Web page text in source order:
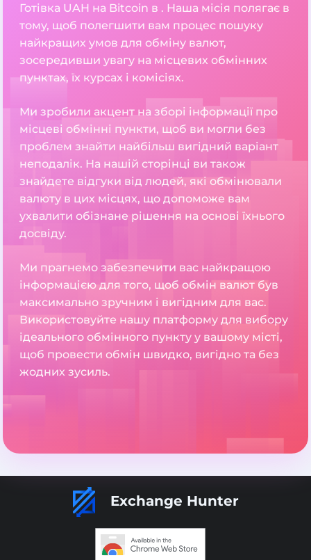
Готівка UAH на Bitcoin в . Наша місія полягає в
тому, щоб полегшити вам процес пошуку
найкращих умов для обміну валют,
зосередивши увагу на місцевих обмінних
пунктах, їх курсах і комісіях.
Ми зробили акцент на зборі інформації про
місцеві обмінні пункти, щоб ви могли без
проблем знайти найбільш вигідний варіант
неподалік. На нашій сторінці ви також
знайдете відгуки від людей, які обмінювали
валюту в цих місцях, що допоможе вам
ухвалити обізнане рішення на основі їхнього
досвіду.
Ми прагнемо забезпечити вас найкращою
інформацією для того, щоб обмін валют був
максимально зручним і вигідним для вас.
Використовуйте нашу платформу для вибору
ідеального обмінного пункту у вашому місті,
щоб провести обмін швидко, вигідно та без
жодних зусиль.
Exchange Hunter